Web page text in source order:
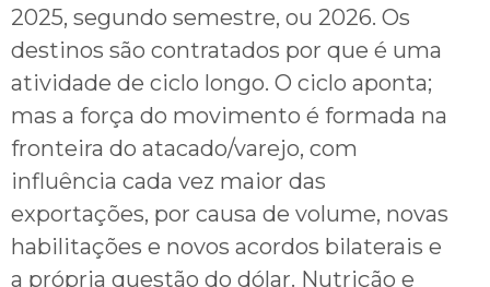
2025, segundo semestre, ou 2026. Os
destinos são contratados por que é uma
atividade de ciclo longo. O ciclo aponta;
mas a força do movimento é formada na
fronteira do atacado/varejo, com
influência cada vez maior das
exportações, por causa de volume, novas
habilitações e novos acordos bilaterais e
a própria questão do dólar. Nutrição e